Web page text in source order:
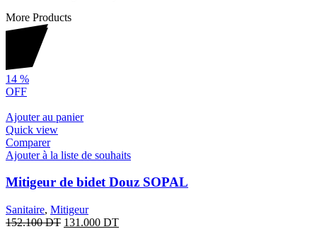
More Products
14 %
OFF
Ajouter au panier
Quick view
Comparer
Ajouter à la liste de souhaits
Mitigeur de bidet Douz SOPAL
Sanitaire, Mitigeur
152.100DT 131.000 DT